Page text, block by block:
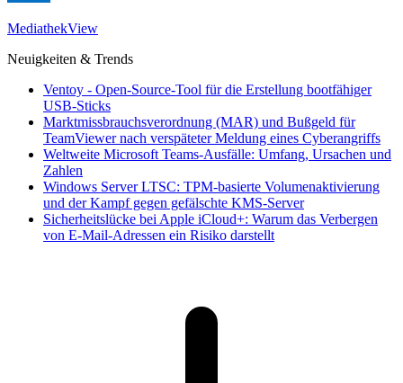
MediathekView
Neuigkeiten & Trends
Ventoy - Open-Source-Tool für die Erstellung bootfähiger
USB-Sticks
Marktmissbrauchsverordnung (MAR) und Bußgeld für
TeamViewer nach verspäteter Meldung eines Cyberangriffs
Weltweite Microsoft Teams-Ausfälle: Umfang, Ursachen und
Zahlen
Windows Server LTSC: TPM-basierte Volumenaktivierung
und der Kampf gegen gefälschte KMS-Server
Sicherheitslücke bei Apple iCloud+: Warum das Verbergen
von E-Mail-Adressen ein Risiko darstellt